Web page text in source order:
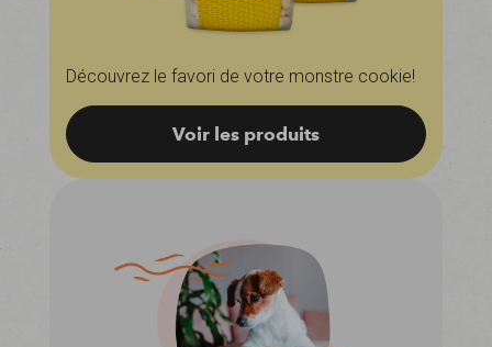
Découvrez le favori de votre monstre cookie!
Voir les produits